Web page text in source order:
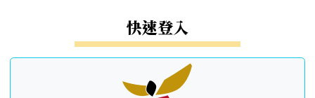
快速登入